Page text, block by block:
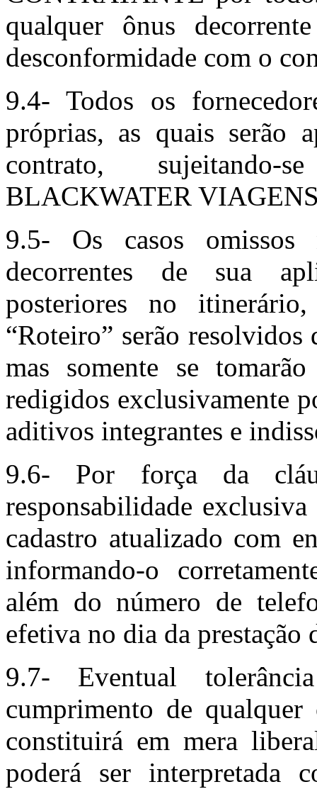
qualquer ônus
desconformidade com o
9.4- Todos os
próprias, as quais serão
contrato,
BLACKWATER
9.5- Os casos omissos
decorrentes de sua
posteriores no
“Roteiro” serão resolvidos
mas somente se
redigidos exclusivamente
aditivos integrantes e
9.6- Por força da
responsabilidade
cadastro atualizado com
informando-o
além do número de
efetiva no dia da prestação
9.7- Eventual
cumprimento de qualquer
constituirá em mera
poderá ser interpretada